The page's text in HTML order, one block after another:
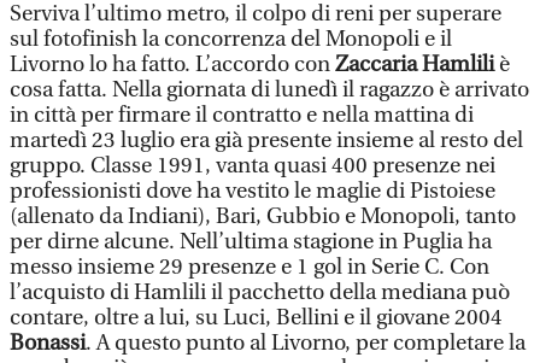
Serviva l’ultimo metro, il colpo di reni per superare
sul fotofinish la concorrenza del Monopoli e il
Livorno lo ha fatto. L’accordo conZaccaria Hamliliè
cosa fatta. Nella giornata di lunedì il ragazzo è arrivato
in città per firmare il contratto e nella mattina di
martedì 23 luglio era già presente insieme al resto del
gruppo. Classe 1991, vanta quasi 400 presenze nei
professionisti dove ha vestito le maglie di Pistoiese
(allenato da Indiani), Bari, Gubbio e Monopoli, tanto
per dirne alcune. Nell’ultima stagione in Puglia ha
messo insieme 29 presenze e 1 gol in Serie C. Con
l’acquisto di Hamlili il pacchetto della mediana può
contare, oltre a lui, su Luci, Bellini e il giovane 2004
Bonassi. A questo punto al Livorno, per completare la